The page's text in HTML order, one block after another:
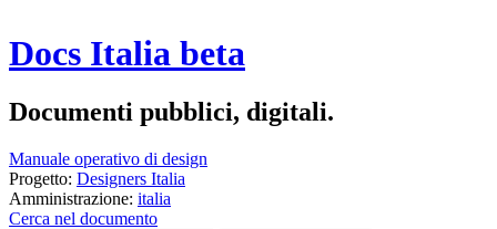
Docs Italia beta
Documenti pubblici, digitali.
Manuale operativo di design
Progetto: Designers Italia
Amministrazione: italia
Cerca nel documento